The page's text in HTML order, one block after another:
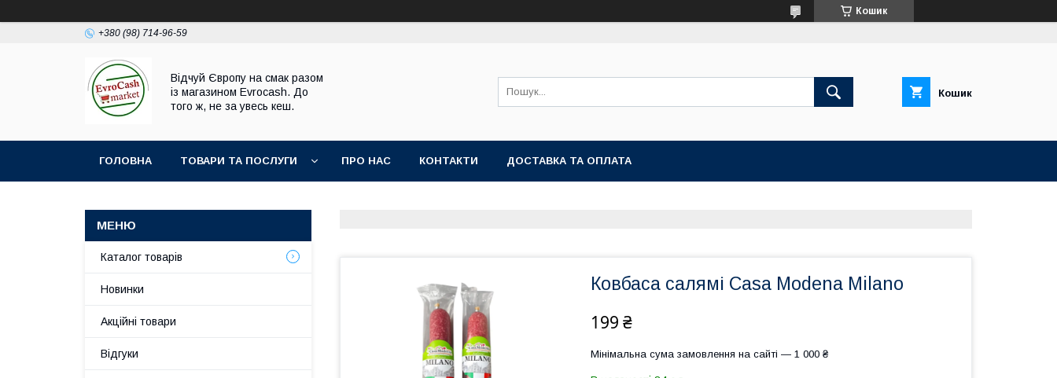
Кошик
+380 (98) 714-96-59
Відчуй Європу на смак разом
із магазином Evrocash. До
того ж, не за увесь кеш.
Кошик
ГОЛОВНА ТОВАРИ ТА ПОСЛУГИ ПРО НАС КОНТАКТИ ДОСТАВКА ТА ОПЛАТА
Ковбаса салямі Casa Modena Milano
199 ₴
Мінімальна сума замовлення на сайті — 1 000 ₴
Каталог товарів
Новинки
Акційні товари
Відгуки